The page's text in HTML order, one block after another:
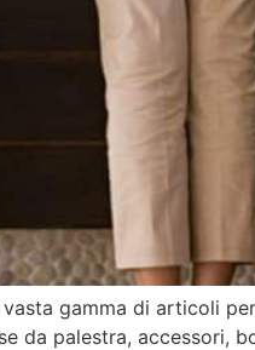
gamma di articoli
da palestra, accessori,